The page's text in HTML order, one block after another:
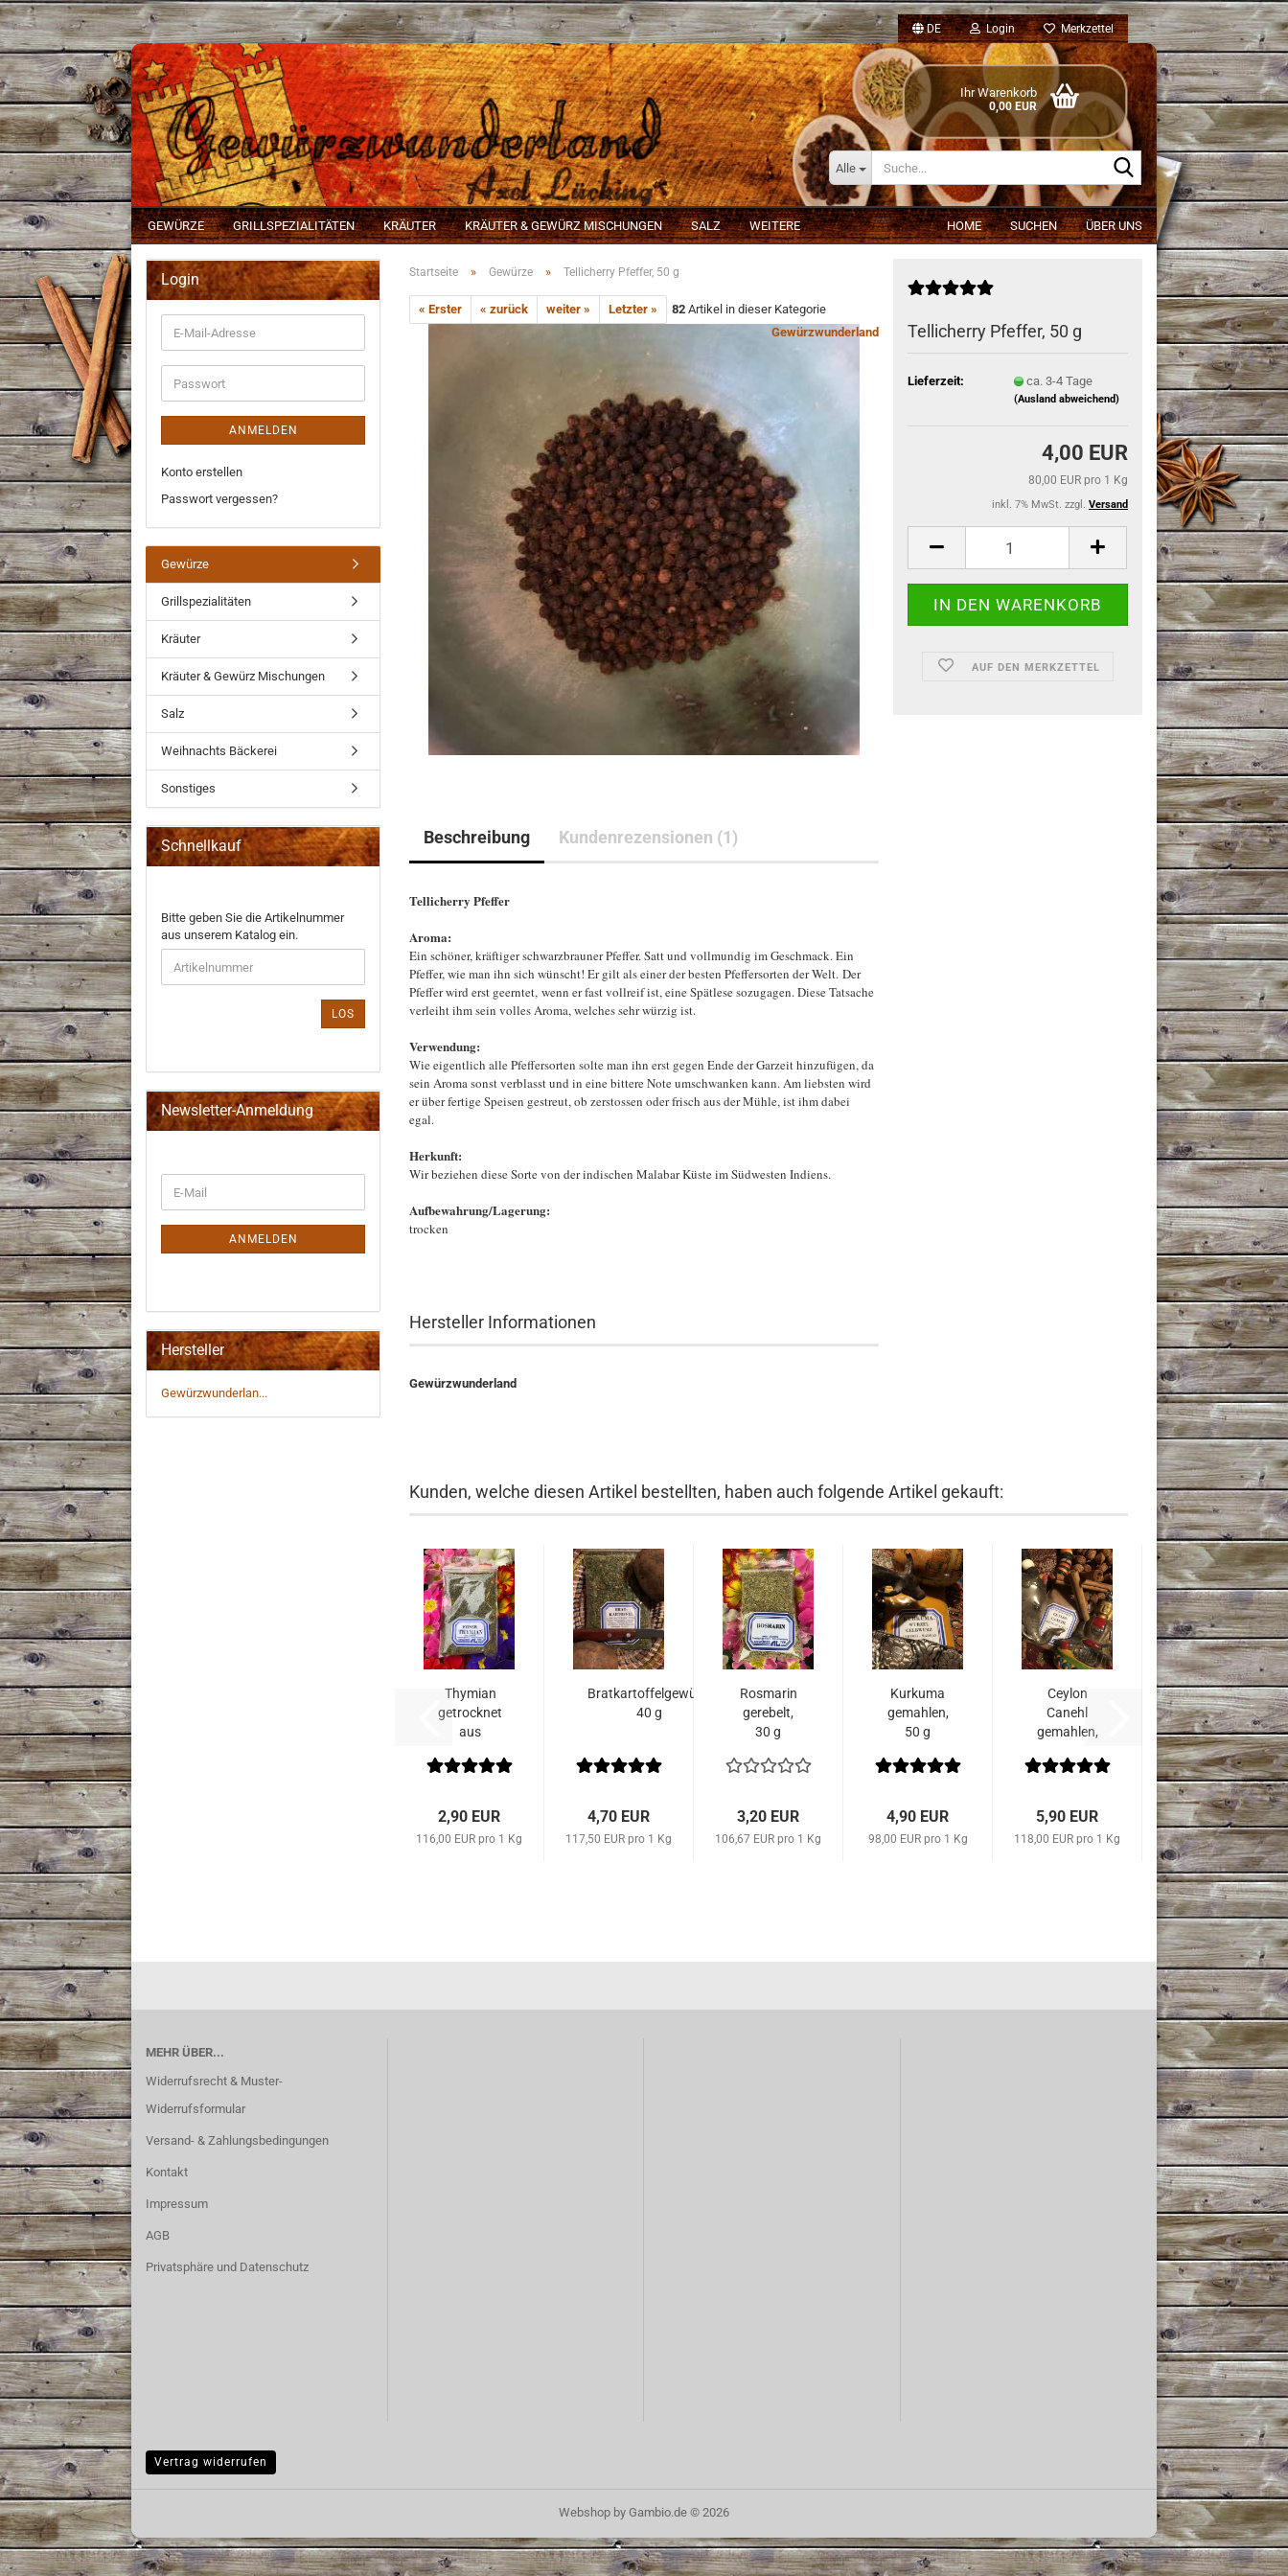
DE Login Merkzettel
Alle
Suche...
123
Ihr Warenkorb
0,00 EUR
GEWÜRZE GRILLSPEZIALITÄTEN KRÄUTER KRÄUTER & GEWÜRZ MISCHUNGEN SALZ HOME SUCHEN ÜBER UNS
WEITERE
Startseite » Gewürze » Tellicherry Pfeffer, 50 g
« Erster « zurück weiter » Letzter » 82 Artikel in dieser Kategorie
Gewürzwunderland
Tellicherry Pfeffer, 50 g
Lieferzeit: ca. 3-4 Tage
(Ausland abweichend)
4,00 EUR
80,00 EUR pro 1 Kg
inkl. 7% MwSt. zzgl. Versand
AUF DEN MERKZETTEL
Beschreibung Kundenrezensionen (1)
Tellicherry Pfeffer
Aroma:
Ein schöner, kräftiger schwarzbrauner Pfeffer. Satt und vollmundig im Geschmack. Ein
Pfeffer, wie man ihn sich wünscht! Er gilt als einer der besten Pfeffersorten der Welt. Der
Pfeffer wird erst geerntet, wenn er fast vollreif ist, eine Spätlese sozugagen. Diese Tatsache
verleiht ihm sein volles Aroma, welches sehr würzig ist.
Verwendung:
Wie eigentlich alle Pfeffersorten solte man ihn erst gegen Ende der Garzeit hinzufügen, da
sein Aroma sonst verblasst und in eine bittere Note umschwanken kann. Am liebsten wird
er über fertige Speisen gestreut, ob zerstossen oder frisch aus der Mühle, ist ihm dabei
egal.
Herkunft:
Wir beziehen diese Sorte von der indischen Malabar Küste im Südwesten Indiens.
Aufbewahrung/Lagerung:
trocken
Hersteller Informationen
Gewürzwunderland
Kunden, welche diesen Artikel bestellten, haben auch folgende Artikel gekauft:
Thymian
getrocknet
aus
25 g
2,90 EUR
116,00 EUR pro 1 Kg
Bratkartoffelgewürz,
40 g
4,70 EUR
117,50 EUR pro 1 Kg
Rosmarin
gerebelt,
30 g
3,20 EUR
106,67 EUR pro 1 Kg
Kurkuma
gemahlen,
50 g
4,90 EUR
98,00 EUR pro 1 Kg
Ceylon
Canehl
gemahlen,
5,90 EUR
118,00 EUR pro 1 Kg
Login
E-
Mail-
Adresse
Passwort
ANMELDEN
Konto erstellen
Passwort vergessen?
Gewürze
Grillspezialitäten
Kräuter
Kräuter & Gewürz Mischungen
Salz
Weihnachts Bäckerei
Sonstiges
Schnellkauf
BITTE
GEBEN
SIE
DIE
ARTIKELNUMMER
Bitte geben Sie die Artikelnummer
aus unserem Katalog ein.
LOS
Newsletter-Anmeldung
ZUR
ANMELDUNG
E-
Mail
ANMELDEN
Hersteller
Gewürzwunderlan...
MEHR ÜBER...
Widerrufsrecht & Muster-
Widerrufsformular
Versand- & Zahlungsbedingungen
Kontakt
Impressum
AGB
Privatsphäre und Datenschutz
Vertrag widerrufen
Webshop by Gambio.de © 2026